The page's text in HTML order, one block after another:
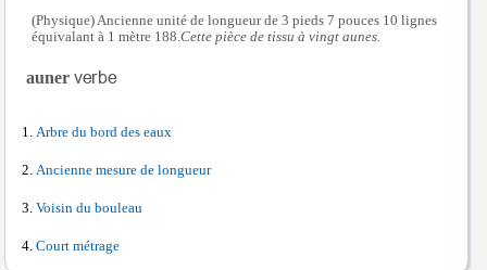
(Physique) Ancienne unité de longueur de 3 pieds 7 pouces 10 lignes
équivalant à 1 mètre 188.Cette pièce de tissu à vingt aunes.
auner
Arbre du bord des eaux
Ancienne mesure de longueur
Voisin du bouleau
Court métrage